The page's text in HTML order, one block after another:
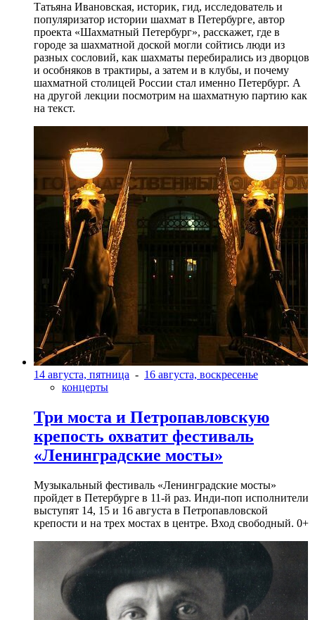
Татьяна Ивановская, историк, гид, исследователь и
популяризатор истории шахмат в Петербурге, автор
проекта «Шахматный Петербург», расскажет, где в
городе за шахматной доской могли сойтись люди из
разных сословий, как шахматы перебирались из дворцов
и особняков в трактиры, а затем и в клубы, и почему
шахматной столицей России стал именно Петербург. А
на другой лекции посмотрим на шахматную партию как
на текст.
14 августа, пятница - 16 августа, воскресенье
концерты
Три моста и Петропавловскую
крепость охватит фестиваль
«Ленинградские мосты»
Музыкальный фестиваль «Ленинградские мосты»
пройдет в Петербурге в 11-й раз. Инди-поп исполнители
выступят 14, 15 и 16 августа в Петропавловской
крепости и на трех мостах в центре. Вход свободный. 0+